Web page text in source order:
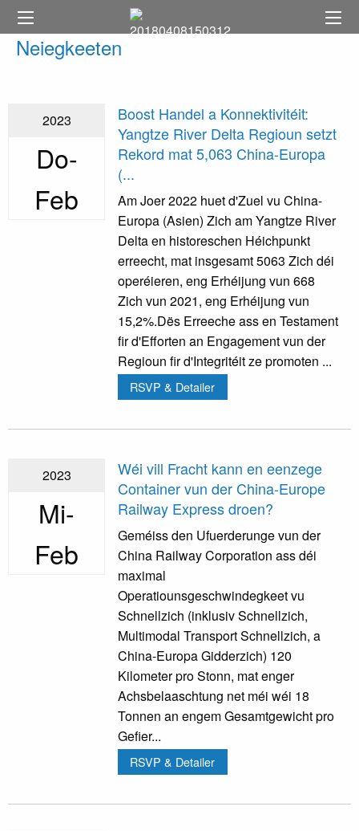
Neiegkeeten
2023
Do-
Feb
Boost Handel a Konnektivitéit:
Yangtze River Delta Regioun setzt
Rekord mat 5,063 China-Europa
(...
Am Joer 2022 huet d'Zuel vu China-
Europa (Asien) Zich am Yangtze River
Delta en historeschen Héichpunkt
erreecht, mat insgesamt 5063 Zich déi
operéieren, eng Erhéijung vun 668
Zich vun 2021, eng Erhéijung vun
15,2%.Dës Erreeche ass en Testament
fir d'Efforten an Engagement vun der
Regioun fir d'Integritéit ze promoten ...
RSVP & Detailer
2023
Mi-
Feb
Wéi vill Fracht kann en eenzege
Container vun der China-Europe
Railway Express droen?
Geméiss den Ufuerderunge vun der
China Railway Corporation ass déi
maximal
Operatiounsgeschwindegkeet vu
Schnellzich (inklusiv Schnellzich,
Multimodal Transport Schnellzich, a
China-Europa Gidderzich) 120
Kilometer pro Stonn, mat enger
Achsbelaaschtung net méi wéi 18
Tonnen an engem Gesamtgewicht pro
Gefier...
RSVP & Detailer